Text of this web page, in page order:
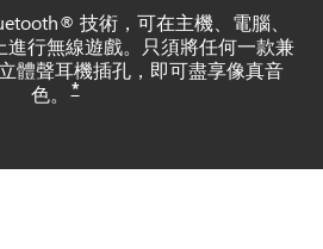
技術，可在主機、電腦、
行無線遊戲。只須將任何一款兼
體聲耳機插孔，即可盡享像真音
色。
*